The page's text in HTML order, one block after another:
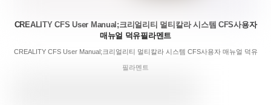
CREALITY CFS User Manual;크리얼리티 멀티칼라 시스템 CFS사용자
매뉴얼 덕유필라멘트
CREALITY CFS User Manual;크리얼리티 멀티칼라 시스템 CFS사용자 매뉴얼 덕유
필라멘트